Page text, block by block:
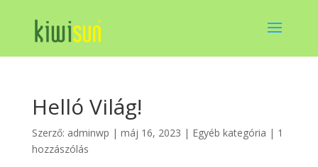
Helló Világ!
Szerző: adminwp | máj 16, 2023 | Egyéb kategória | 1
hozzászólás